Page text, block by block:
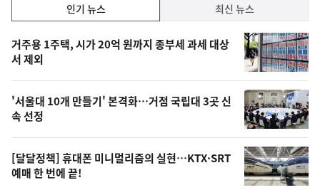
기,
최
신,
오
늘
의
영
상
인기 뉴스 최신 뉴스
기
뉴
스
거주용 1주택, 시가 20억 원까지 종부세 과세 대상
서 제외
'서울대 10개 만들기' 본격화…거점 국립대 3곳 신
속 선정
[달달정책] 휴대폰 미니멀리즘의 실현…KTX·SRT
예매 한 번에 끝!